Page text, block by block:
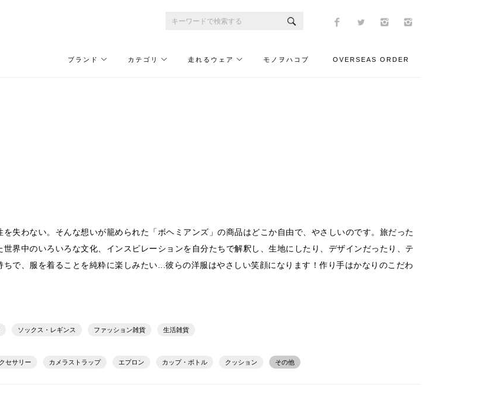
ブランド カテゴリ 走れるウェア モノヲハコブ OVERSEAS ORDER
失わない。そんな想いが籠められた「ボヘミアンズ」の商品はどこか自由で、やさしいのです。旅だった
界中のいろいろな文化、インスピレーションを自分たちで解釈し、生地にしたり、デザインだったり、テ
で、服を着ることを純粋に楽しみたい...彼らの洋服はやさしい笑顔になります！作り手はかなりのこだわ
ソックス・レギンス ファッション雑貨 生活雑貨
セサリー カメラストラップ エプロン カップ・ボトル クッション その他